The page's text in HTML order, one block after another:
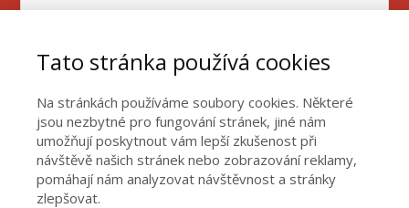
seriály a filmy
skvělým pomocníkem na cestě za lepší
angličtinou. Ať…
Tato stránka používá cookies
Na stránkách používáme soubory cookies. Některé
jsou nezbytné pro fungování stránek, jiné nám
umožňují poskytnout vám lepší zkušenost při
návštěvě našich stránek nebo zobrazování reklamy,
pomáhají nám analyzovat návštěvnost a stránky
zlepšovat.